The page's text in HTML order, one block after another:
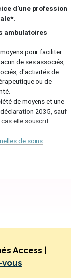
d'une profession
ambulatoires
pour faciliter
de ses associés,
d'activités de
ou de
de moyens et une
2035, sauf
cas elle souscrit
de soins
Access